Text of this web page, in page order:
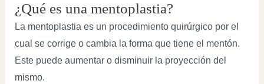
¿Qué es una mentoplastia?
La mentoplastia es un procedimiento quirúrgico por el
cual se corrige o cambia la forma que tiene el mentón.
Este puede aumentar o disminuir la proyección del
mismo.